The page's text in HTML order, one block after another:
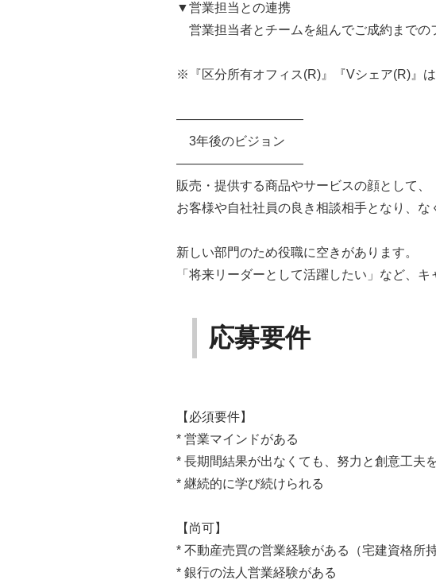
▼営業担当との連携
営業担当者とチームを組んでご成約までの
※『区分所有オフィス(R)』『Vシェア(R)』は
――――――――――
3年後のビジョン
――――――――――
販売・提供する商品やサービスの顔として、
お客様や自社社員の良き相談相手となり、な
新しい部門のため役職に空きがあります。
「将来リーダーとして活躍したい」など、
応募要件
【必須要件】
* 営業マインドがある
* 長期間結果が出なくても、努力と創意工夫
* 継続的に学び続けられる
【尚可】
* 不動産売買の営業経験がある（宅建資格所持
* 銀行の法人営業経験がある